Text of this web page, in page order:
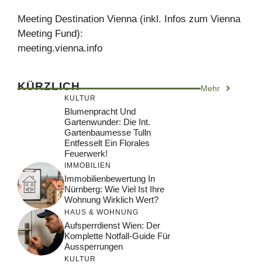
Meeting Destination Vienna (inkl. Infos zum Vienna
Meeting Fund):
meeting.vienna.info
KÜRZLICH Mehr
KULTUR
Blumenpracht Und
Gartenwunder: Die Int.
Gartenbaumesse Tulln
Entfesselt Ein Florales
Feuerwerk!
IMMOBILIEN
Immobilienbewertung In
Nürnberg: Wie Viel Ist Ihre
Wohnung Wirklich Wert?
HAUS & WOHNUNG
Aufsperrdienst Wien: Der
Komplette Notfall-Guide Für
Aussperrungen
KULTUR